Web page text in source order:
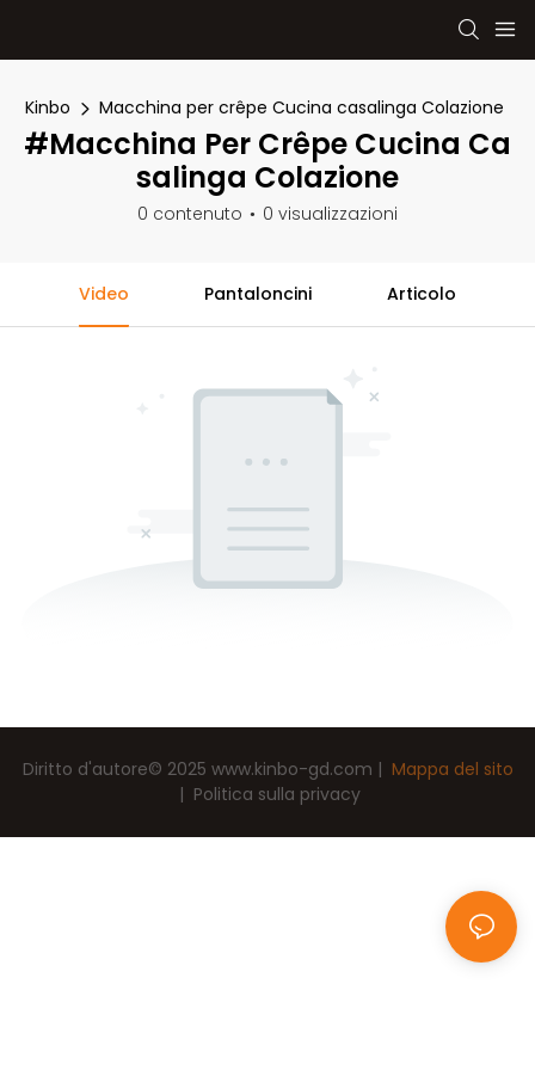
Kinbo Macchina per crêpe Cucina casalinga Colazione
#Macchina Per Crêpe Cucina Ca
Salinga Colazione
0 contenuto 0 visualizzazioni
Video Pantaloncini Articolo
Diritto d'autore© 2025 www.kinbo-gd.com | Mappa del sito
| Politica sulla privacy